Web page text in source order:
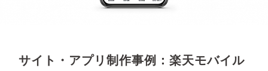
サイト・アプリ制作事例：楽天モバイル